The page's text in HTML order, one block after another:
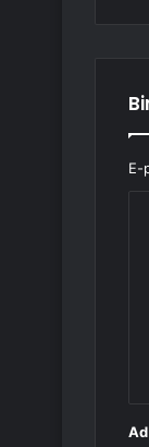
E-
Ad